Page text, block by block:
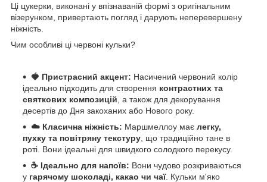
Ці цукерки, виконані у впізнаваній формі з оригінальним
візерунком, привертають погляд і дарують неперевершену
ніжність.
Чим особливі ці червоні кульки?
🍓 Пристрасний акцент: Насичений червоний колір
ідеально підходить для створення контрастних та
святкових композицій , а також для декорування
десертів до Дня закоханих або Нового року.
☁️ Класична ніжність: Маршмеллоу має легку,
пухку та повітряну текстуру , що традиційно тане в
роті. Вони ідеальні для швидкого солодкого перекусу.
☕ Ідеально для напоїв: Вони чудово розкриваються
у гарячому шоколаді, какао чи чаї. Кульки м'яко